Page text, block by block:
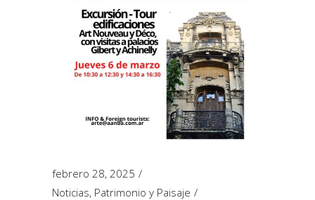
febrero 28, 2025
Noticias, Patrimonio y Paisaje